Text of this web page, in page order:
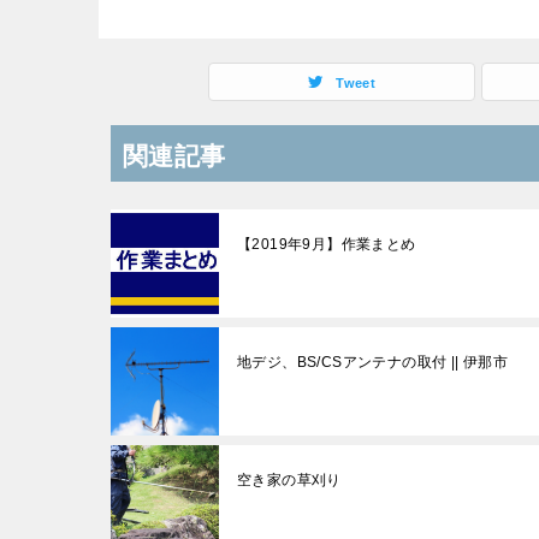
Tweet
関連記事
【2019年9月】作業まとめ
地デジ、BS/CSアンテナの取付 || 伊那市
空き家の草刈り